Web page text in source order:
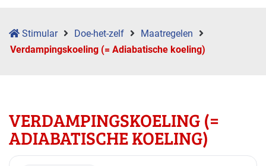
Stimular Doe-het-zelf
Maatregelen
Verdampingskoeling (= Adiabatische koeling)
VERDAMPINGSKOELING (=
ADIABATISCHE KOELING)